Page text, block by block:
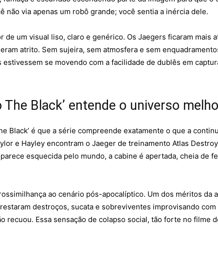
não via apenas um robô grande; você sentia a inércia dele.
de um visual liso, claro e genérico. Os Jaegers ficaram mais
atrito. Sem sujeira, sem atmosfera e sem
se movendo com a facilidade de dublês em
Black’ entende o universo
Black’ é que a série compreende exatamente o que a
e Hayley encontram o Jaeger de treinamento Atlas
esquecida pelo mundo, a cabine é apertada, cheia de
ao cenário pós-apocalíptico. Um dos méritos da
destroços, sucata e sobreviventes improvisando com
recuou. Essa sensação de colapso social, tão forte no filme